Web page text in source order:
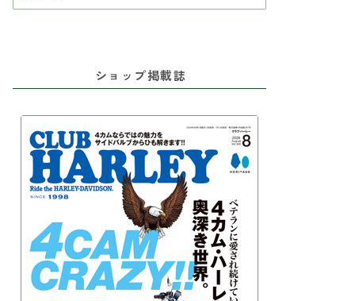
ショップ掲載誌